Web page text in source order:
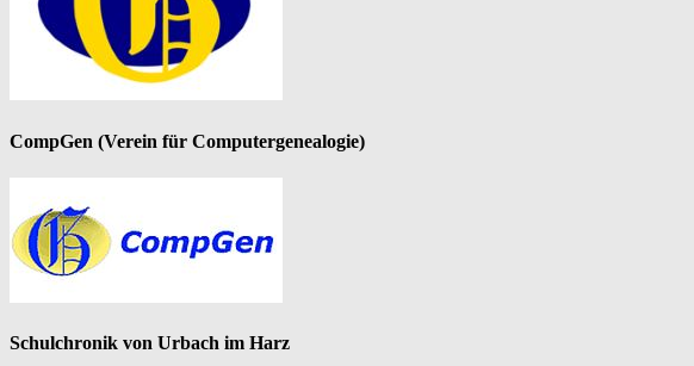
CompGen (Verein für Computergenealogie)
Schulchronik von Urbach im Harz